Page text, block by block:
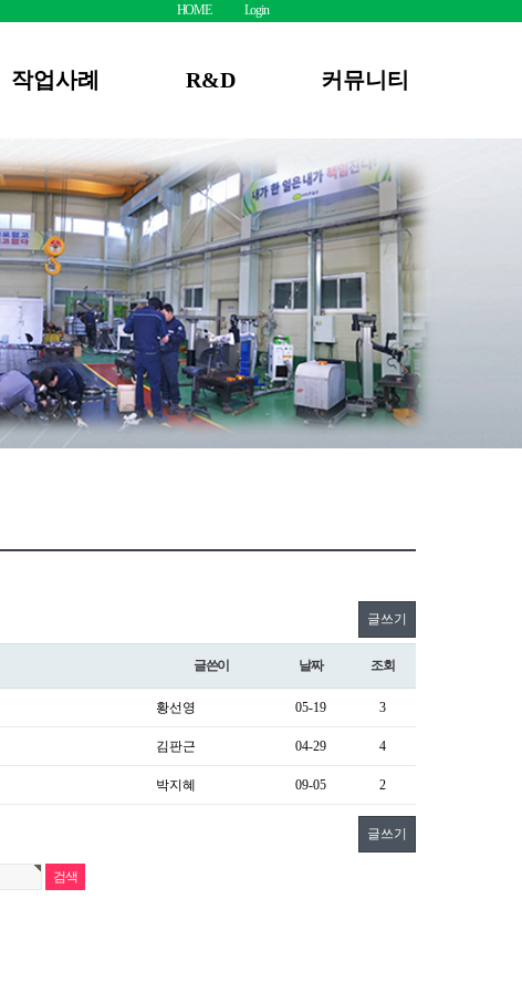
HOME Login
작업사례 R&D 커뮤니티
글쓰기
글쓴이 날짜 조회
황선영 05-19 3
김판근 04-29 4
박지혜 09-05 2
글쓰기